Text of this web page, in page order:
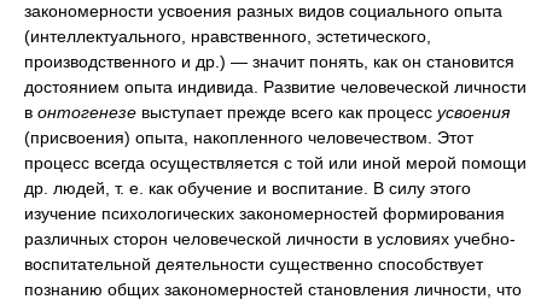
закономерности усвоения разных видов социального опыта
(интеллектуального, нравственного, эстетического,
производственного и др.) — значит понять, как он становится
достоянием опыта индивида. Развитие человеческой личности
в онтогенезе выступает прежде всего как процесс усвоения
(присвоения) опыта, накопленного человечеством. Этот
процесс всегда осуществляется с той или иной мерой помощи
др. людей, т. е. как обучение и воспитание. В силу этого
изучение психологических закономерностей формирования
различных сторон человеческой личности в условиях учебно-
воспитательной деятельности существенно способствует
познанию общих закономерностей становления личности, что